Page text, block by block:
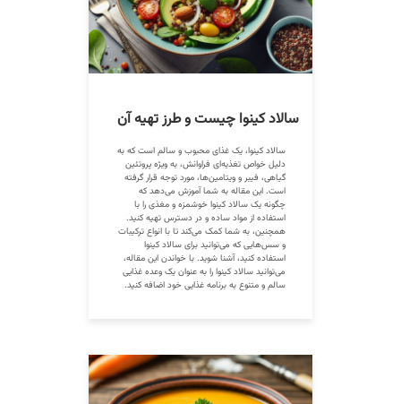
سالاد کینوا چیست و طرز تهیه آن
سالاد کینوا، یک غذای محبوب و سالم است که به
دلیل خواص تغذیه‌ای فراوانش، به ویژه پروتئین
گیاهی، فیبر و ویتامین‌ها، مورد توجه قرار گرفته
است. این مقاله به شما آموزش می‌دهد که
چگونه یک سالاد کینوا خوشمزه و مغذی را با
استفاده از مواد ساده و در دسترس تهیه کنید.
همچنین، به شما کمک می‌کند تا با انواع ترکیبات
و سس‌هایی که می‌توانید برای سالاد کینوا
استفاده کنید، آشنا شوید. با خواندن این مقاله،
می‌توانید سالاد کینوا را به عنوان یک وعده غذایی
سالم و متنوع به برنامه غذایی خود اضافه کنید.